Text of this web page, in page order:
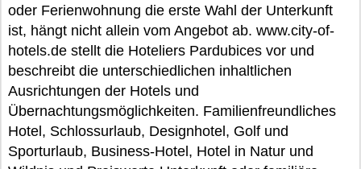
oder Ferienwohnung die erste Wahl der Unterkunft
ist, hängt nicht allein vom Angebot ab. www.city-of-
hotels.de stellt die Hoteliers Pardubices vor und
beschreibt die unterschiedlichen inhaltlichen
Ausrichtungen der Hotels und
Übernachtungsmöglichkeiten. Familienfreundliches
Hotel, Schlossurlaub, Designhotel, Golf und
Sporturlaub, Business-Hotel, Hotel in Natur und